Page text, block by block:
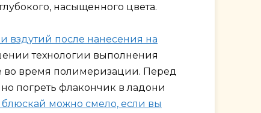
насыщенного цвета.
вздутий после нанесения на
технологии выполнения
во время полимеризации. Перед
погреть флакончик в ладони
блюскай можно смело, если вы